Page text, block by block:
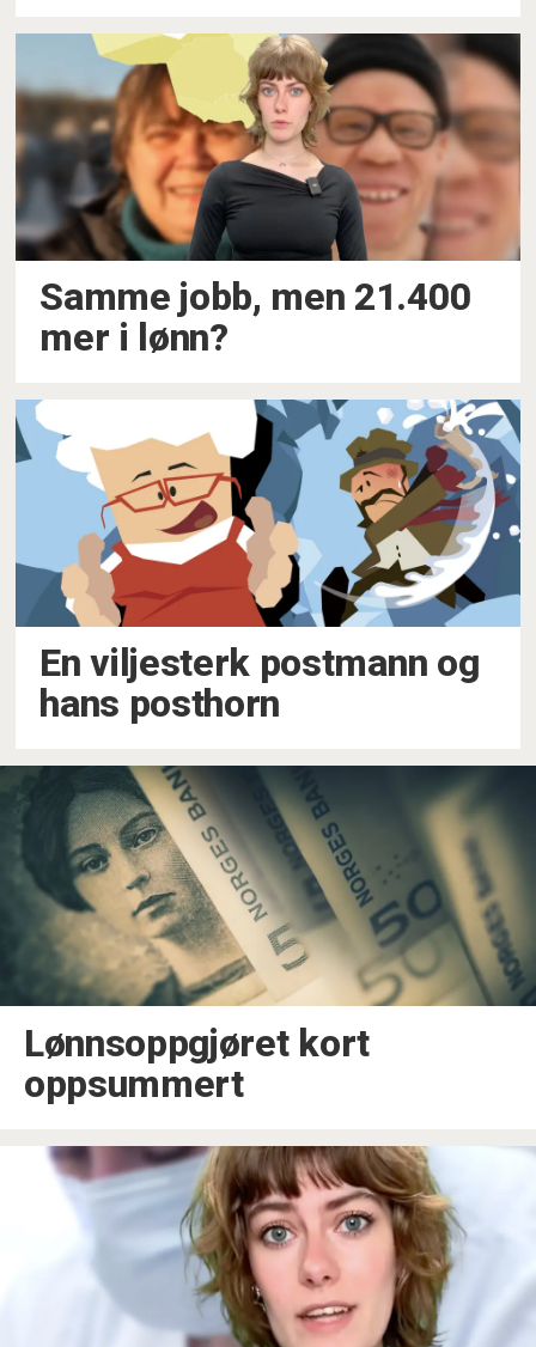
Samme jobb, men 21.400
mer i lønn?
En viljesterk postmann og
hans posthorn
Lønnsoppgjøret kort
oppsummert